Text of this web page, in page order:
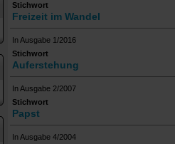
Stichwort
Freizeit im Wandel
In Ausgabe 1/2016
Stichwort
Auferstehung
In Ausgabe 2/2007
Stichwort
Papst
In Ausgabe 4/2004